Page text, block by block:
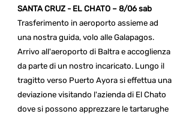
SANTA CRUZ - EL CHATO – 8/06 sab
Trasferimento in aeroporto assieme ad
una nostra guida, volo alle Galapagos.
Arrivo all'aeroporto di Baltra e accoglienza
da parte di un nostro incaricato. Lungo il
tragitto verso Puerto Ayora si effettua una
deviazione visitando l'azienda di El Chato
dove si possono apprezzare le tartarughe